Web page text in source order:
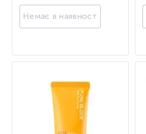
Немає в наявності